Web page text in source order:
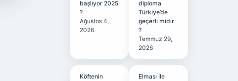
başlıyor 2025
?
Ağustos 4,
2026
diploma
Türkiye’de
geçerli midir
?
Temmuz 29,
2026
Köftenin
Elması ile